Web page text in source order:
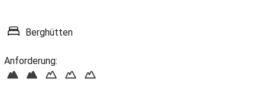
Berghütten
Anforderung: